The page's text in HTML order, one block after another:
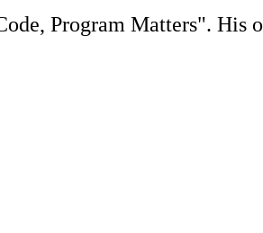
Program Matters". His